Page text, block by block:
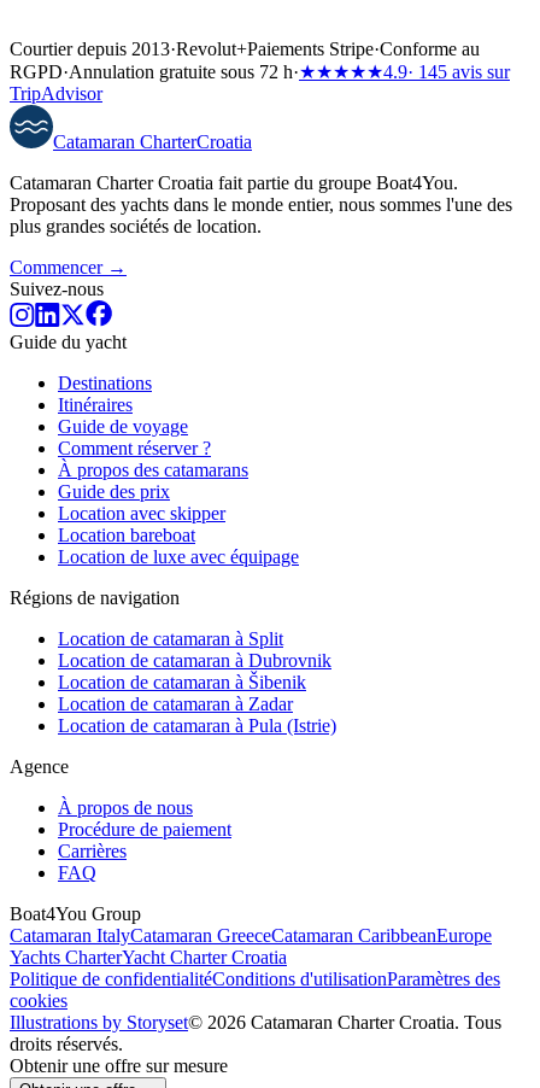
Courtier depuis 2013·Revolut+Paiements Stripe·Conforme au
RGPD·Annulation gratuite sous 72 h·★★★★★4.9· 145 avis sur
TripAdvisor
Catamaran CharterCroatia
Catamaran Charter Croatia fait partie du groupe Boat4You.
Proposant des yachts dans le monde entier, nous sommes l'une des
plus grandes sociétés de location.
Commencer →
Suivez-nous
Guide du yacht
Destinations
Itinéraires
Guide de voyage
Comment réserver ?
À propos des catamarans
Guide des prix
Location avec skipper
Location bareboat
Location de luxe avec équipage
Régions de navigation
Location de catamaran à Split
Location de catamaran à Dubrovnik
Location de catamaran à Šibenik
Location de catamaran à Zadar
Location de catamaran à Pula (Istrie)
Agence
À propos de nous
Procédure de paiement
Carrières
FAQ
Boat4You Group
Catamaran ItalyCatamaran GreeceCatamaran CaribbeanEurope
Yachts CharterYacht Charter Croatia
Politique de confidentialitéConditions d'utilisationParamètres des
cookies
Illustrations by Storyset© 2026 Catamaran Charter Croatia. Tous
droits réservés.
Obtenir une offre sur mesure